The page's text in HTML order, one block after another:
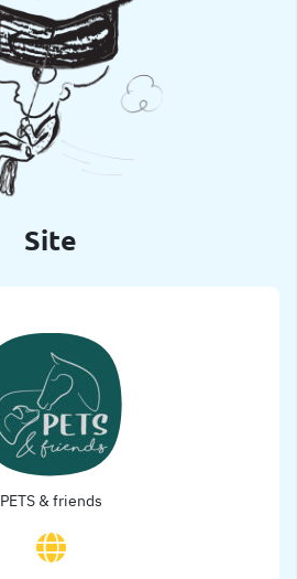
PETS & friends
Site